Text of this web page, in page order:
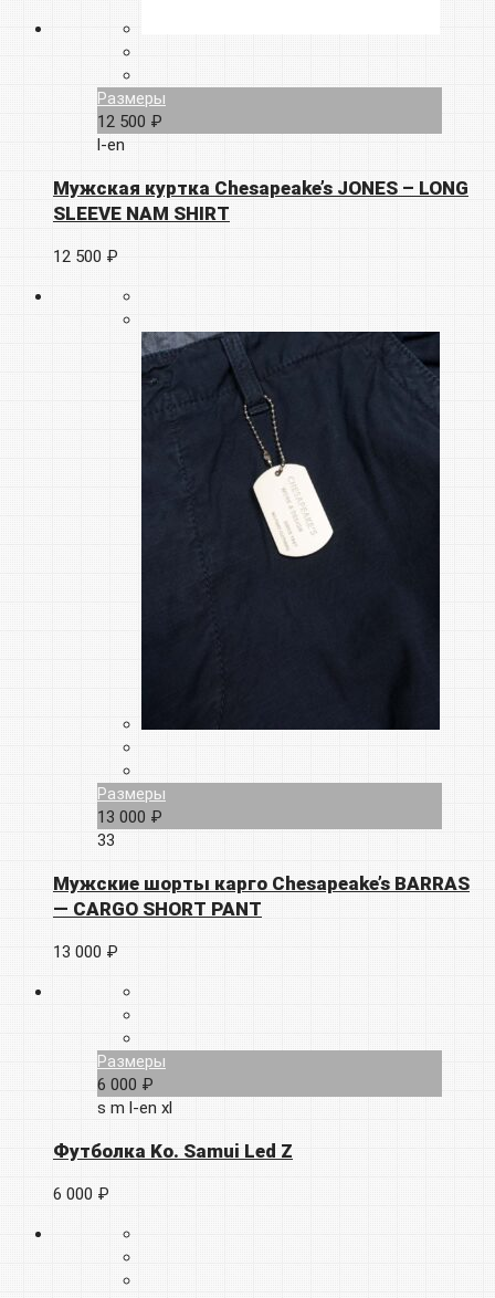
Размеры
12 500 ₽
l-en
Мужская куртка Chesapeake’s JONES – LONG
SLEEVE NAM SHIRT
12 500 ₽
Размеры
13 000 ₽
33
Мужские шорты карго Chesapeake’s BARRAS
— CARGO SHORT PANT
13 000 ₽
Размеры
6 000 ₽
s m l-en xl
Футболка Ko. Samui Led Z
6 000 ₽